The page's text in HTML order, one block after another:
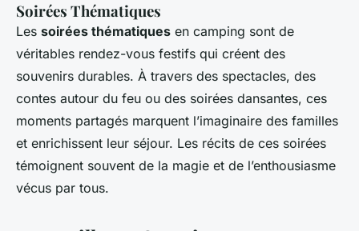
Soirées Thématiques
Les soirées thématiques en camping sont de
véritables rendez-vous festifs qui créent des
souvenirs durables. À travers des spectacles, des
contes autour du feu ou des soirées dansantes, ces
moments partagés marquent l’imaginaire des familles
et enrichissent leur séjour. Les récits de ces soirées
témoignent souvent de la magie et de l’enthousiasme
vécus par tous.